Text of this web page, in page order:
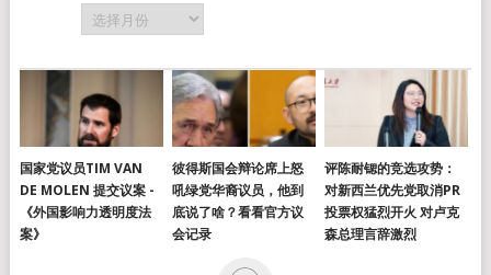
归
档
国家党议员TIM VAN
DE MOLEN 提交议案 -
《外国影响力透明度法
案》
彼得斯国会辩论席上怒
吼绿党华裔议员，他到
底说了啥？看看官方议
会记录
评陈耐锶的竞选攻势：
对新西兰优先党取消PR
投票权猛烈开火 对卢克
森总理言辞激烈